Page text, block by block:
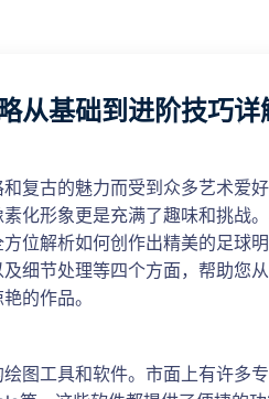
从基础到进阶技巧详
复古的魅力而受到众多艺术爱
化形象更是充满了趣味和挑战
位解析如何创作出精美的足球
细节处理等四个方面，帮助您
的作品。
图工具和软件。市面上有许多